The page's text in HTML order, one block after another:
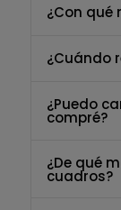
¿Con qué
¿Cuándo
¿Puedo
compré?
¿De qué
cuadros?